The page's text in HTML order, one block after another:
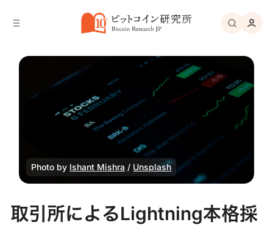
Photo by Ishant Mishra / Unsplash
取引所によるLightning本格採